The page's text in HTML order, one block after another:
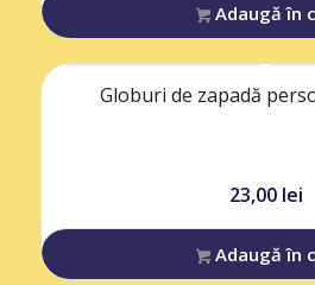
Adaugă în
Globuri de zapadă
23,00 lei
Adaugă în